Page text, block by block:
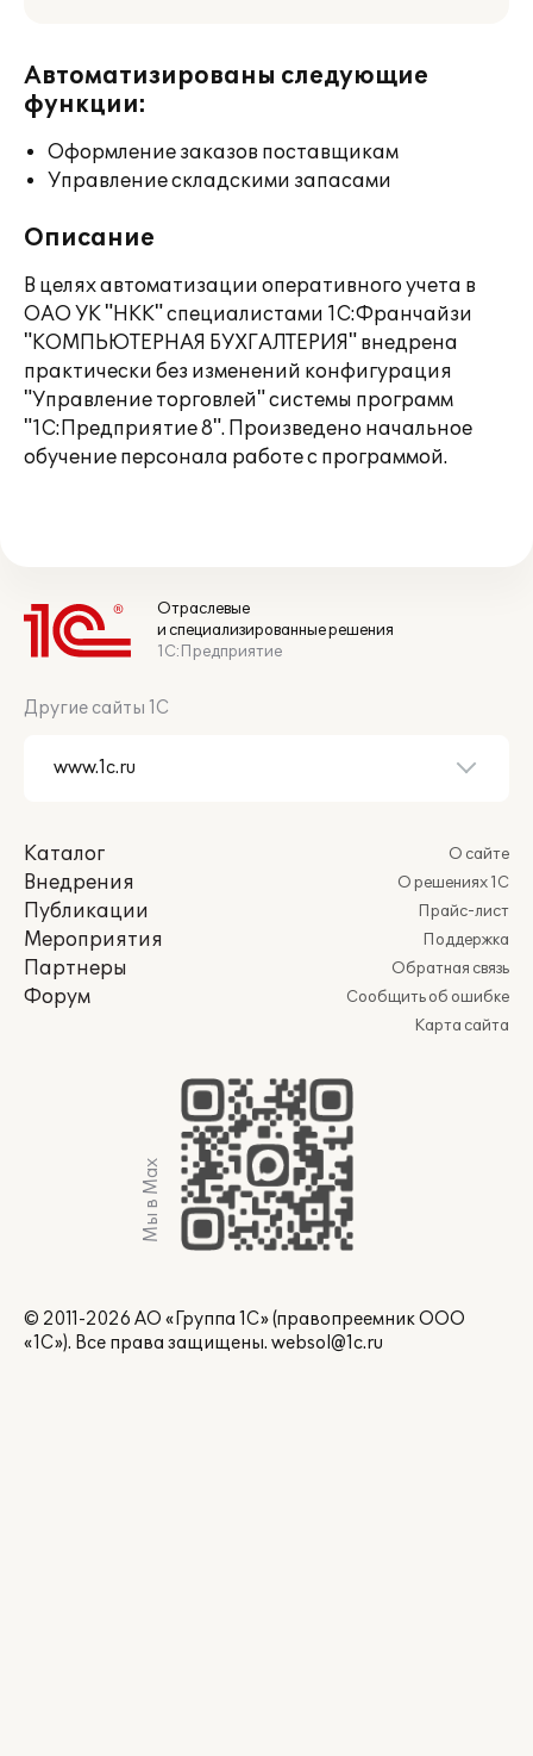
Автоматизированы следующие
функции:
Оформление заказов поставщикам
Управление складскими запасами
Описание
В целях автоматизации оперативного учета в
ОАО УК "НКК" специалистами 1С:Франчайзи
"КОМПЬЮТЕРНАЯ БУХГАЛТЕРИЯ" внедрена
практически без изменений конфигурация
"Управление торговлей" системы программ
"1С:Предприятие 8". Произведено начальное
обучение персонала работе с программой.
Отраслевые
и специализированные решения
1С:Предприятие
Другие сайты 1С
Каталог
Внедрения
Публикации
Мероприятия
Партнеры
Форум
О сайте
О решениях 1С
Прайс-лист
Поддержка
Обратная связь
Сообщить об ошибке
Карта сайта
Мы в Max
© 2011-2026 АО «Группа 1С» (правопреемник ООО
«1С»). Все права защищены. websol@1c.ru